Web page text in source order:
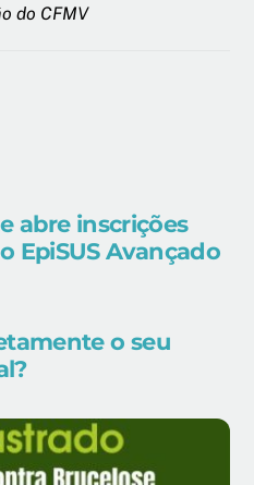
do CFMV
abre inscrições
EpiSUS Avançado
o seu